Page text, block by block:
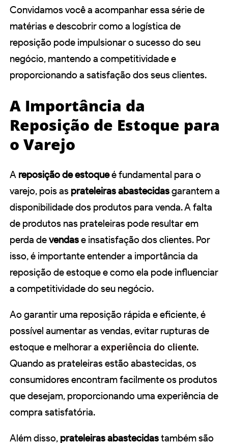
Convidamos você a acompanhar essa série de
matérias e descobrir como a logística de
reposição pode impulsionar o sucesso do seu
negócio, mantendo a competitividade e
proporcionando a satisfação dos seus clientes.
A Importância da
Reposição de Estoque para
o Varejo
A reposição de estoqueé fundamental para o
varejo, pois as prateleiras abastecidasgarantem a
disponibilidade dos produtos para venda. A falta
de produtos nas prateleiras pode resultar em
perda devendase insatisfação dos clientes. Por
isso, é importante entender a importância da
reposição de estoque e como ela pode influenciar
a competitividade do seu negócio.
Ao garantir uma reposição rápida e eficiente, é
possível aumentar as vendas, evitar rupturas de
estoque e melhorar a experiência do cliente.
Quando as prateleiras estão abastecidas, os
consumidores encontram facilmente os produtos
que desejam, proporcionando uma experiência de
compra satisfatória.
Além disso, prateleiras abastecidastambém são